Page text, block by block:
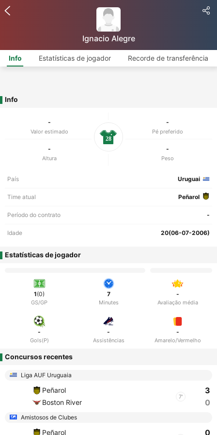
Ignacio Alegre
Info Estatísticas de jogador Recorde de transferência
Info
-
Valor estimado
-
Pé preferido
-
Altura
-
Peso
28
País Uruguai
Time atual Peñarol
Período do contrato -
Idade 20(06-07-2006)
Estatísticas de jogador
1(0)
GS/GP
7
Minutes
-
Avaliação média
-
Gols(P)
-
Assistências
-
Amarelo/Vermelho
Concursos recentes
Liga AUF Uruguaia
Peñarol
Boston River
7'
3
0
Amistosos de Clubes
Peñarol 0